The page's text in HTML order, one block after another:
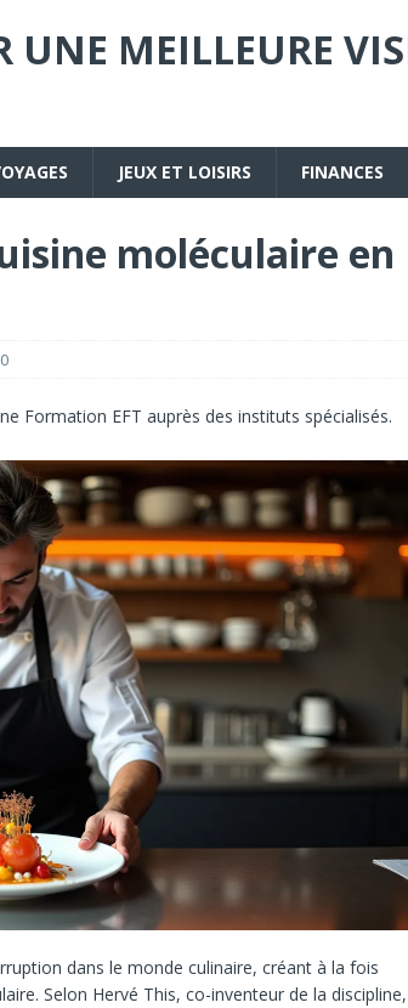
UNE MEILLEURE
JEUX ET LOISIRS FINANCES
moléculaire en
0
Formation EFT auprès des instituts spécialisés.
dans le monde culinaire, créant à la fois
Selon Hervé This, co-inventeur de la